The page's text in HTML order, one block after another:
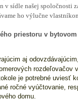
sídle našej spoločnosti
ho výlučne
priestoru v
aj
rozdeľovačov
je potrebné uviesť
ročné vyúčtovanie,
domu.